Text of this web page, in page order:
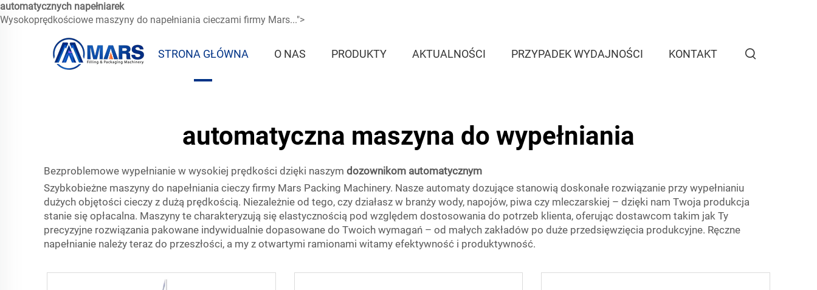
automatycznych napełniarek
Wysokoprędkościowe maszyny do napełniania cieczami firmy Mars...">
STRONA GŁÓWNA O NAS PRODUKTY AKTUALNOŚCI PRZYPADEK WYDAJNOŚCI KONTAKT
automatyczna maszyna do wypełniania
Bezproblemowe wypełnianie w wysokiej prędkości dzięki naszym dozownikom automatycznym
Szybkobieżne maszyny do napełniania cieczy firmy Mars Packing Machinery. Nasze automaty dozujące stanowią doskonałe rozwiązanie przy wypełnianiu
dużych objętości cieczy z dużą prędkością. Niezależnie od tego, czy działasz w branży wody, napojów, piwa czy mleczarskiej – dzięki nam Twoja produkcja
stanie się opłacalna. Maszyny te charakteryzują się elastycznością pod względem dostosowania do potrzeb klienta, oferując dostawcom takim jak Ty
precyzyjne rozwiązania pakowane indywidualnie dopasowane do Twoich wymagań – od małych zakładów po duże przedsięwzięcia produkcyjne. Ręczne
napełnianie należy teraz do przeszłości, a my z otwartymi ramionami witamy efektywność i produktywność.